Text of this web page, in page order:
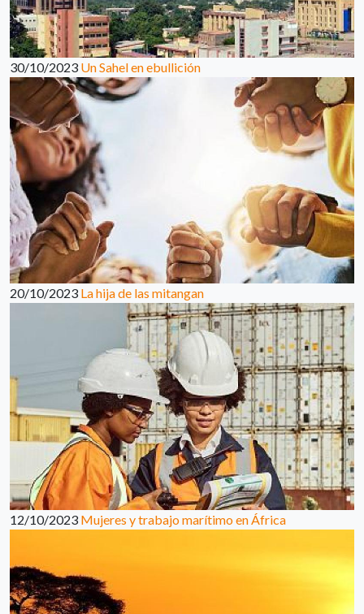
30/10/2023 Un Sahel en ebullición
20/10/2023 La hija de las mitangan
12/10/2023 Mujeres y trabajo marítimo en África